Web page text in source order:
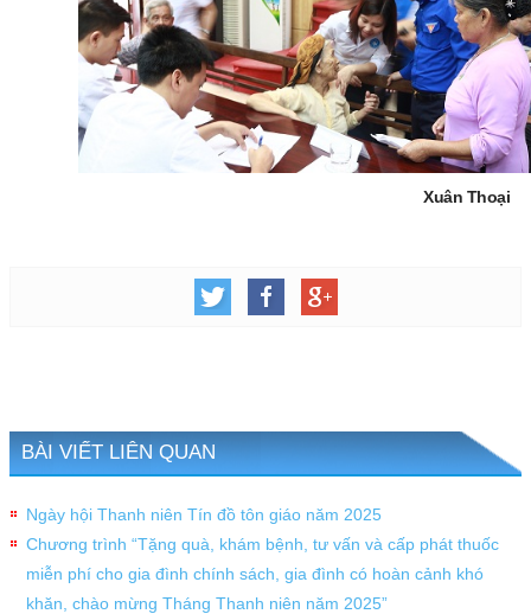
Xuân Thoại
BÀI VIẾT LIÊN QUAN
Ngày hội Thanh niên Tín đồ tôn giáo năm 2025
Chương trình “Tặng quà, khám bệnh, tư vấn và cấp phát thuốc
miễn phí cho gia đình chính sách, gia đình có hoàn cảnh khó
khăn, chào mừng Tháng Thanh niên năm 2025”